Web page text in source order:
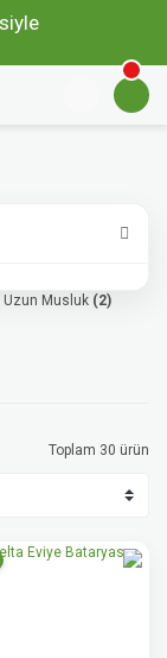
Uzun Musluk (2)
Toplam 30 ürün